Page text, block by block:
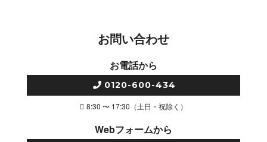
お問い合わせ
お電話から
0120-600-434
8:30 〜 17:30（土日・祝除く）
Webフォームから